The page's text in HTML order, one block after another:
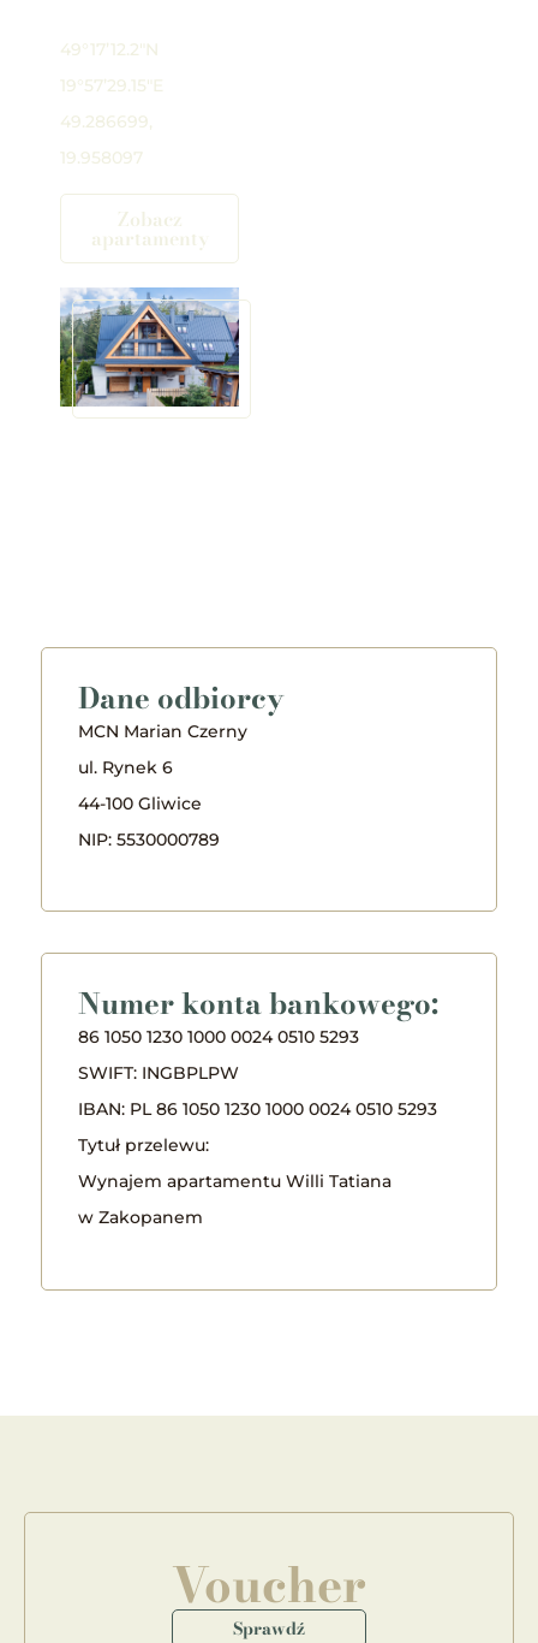
49°17’12.2″N
19°57’29.15″E
49.286699,
19.958097
Zobacz
apartamenty
Dane odbiorcy
MCN Marian Czerny
ul. Rynek 6
44-100 Gliwice
NIP: 5530000789
Numer konta bankowego:
86 1050 1230 1000 0024 0510 5293
SWIFT: INGBPLPW
IBAN: PL 86 1050 1230 1000 0024 0510 5293
Tytuł przelewu:
Wynajem apartamentu Willi Tatiana
w Zakopanem
Voucher
Sprawdź